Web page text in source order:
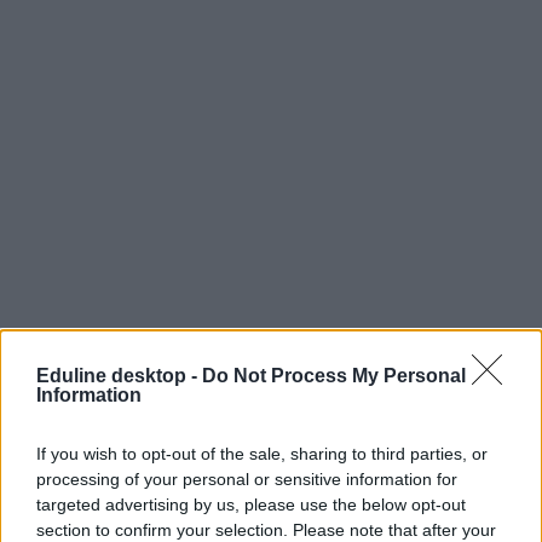
Eduline desktop - Do Not Process My Personal
Information
If you wish to opt-out of the sale, sharing to third parties, or
processing of your personal or sensitive information for
targeted advertising by us, please use the below opt-out
section to confirm your selection. Please note that after your